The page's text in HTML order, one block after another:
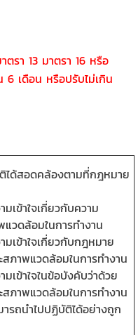
รา 13 มาตรา 16 หรือ
6 เดือน หรือปรับไม่เกิน
ได้สอดคล้องตามที่กฎหมาย
เข้าใจเกี่ยวกับความ
วดล้อมในการทํางาน
มเข้าใจเกี่ยวกับกฎหมาย
ภาพแวดล้อมในการทํางาน
เข้าใจในข้อบังคับว่าด้วย
ภาพแวดล้อมในการทํางาน
รถนำไปปฏิบัติได้อย่างถูก